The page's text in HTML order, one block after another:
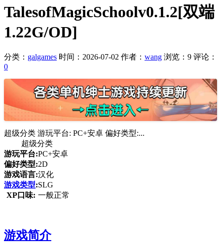
TalesofMagicSchoolv0.1.2[双端
1.22G/OD]
分类： galgames 时间：2026-07-02 作者： wang 浏览：9 评论：
0
超级分类 游玩平台: PC+安卓 偏好类型:...
超级分类
游玩平台:PC+安卓
偏好类型:2D
游戏语言:汉化
游戏类型:SLG
XP口味: 一般正常
游戏简介